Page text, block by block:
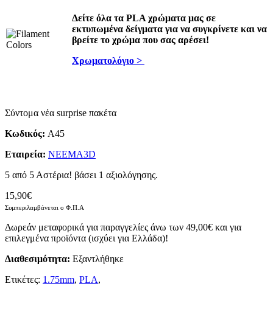
Δείτε όλα τα PLA χρώματα μας σε
εκτυπωμένα δείγματα για να συγκρίνετε και να
βρείτε το χρώμα που σας αρέσει!
Χρωματολόγιο >
Σύντομα νέα surprise πακέτα
Κωδικός: A45
Εταιρεία: NEEMA3D
5 από 5 Αστέρια! βάσει 1 αξιολόγησης.
15,90€
Συμπεριλαμβάνεται ο Φ.Π.Α
Δωρεάν μεταφορικά για παραγγελίες άνω των 49,00€ και για
επιλεγμένα προϊόντα (ισχύει για Ελλάδα)!
Διαθεσιμότητα: Eξαντλήθηκε
Ετικέτες: 1.75mm, PLA,